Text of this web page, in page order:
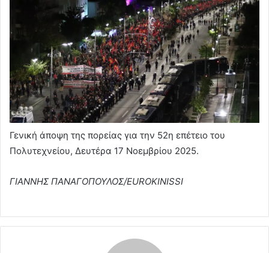
Γενική άποψη της πορείας για την 52η επέτειο του
Πολυτεχνείου, Δευτέρα 17 Νοεμβρίου 2025.
ΓΙΑΝΝΗΣ ΠΑΝΑΓΟΠΟΥΛΟΣ/EUROKINISSI